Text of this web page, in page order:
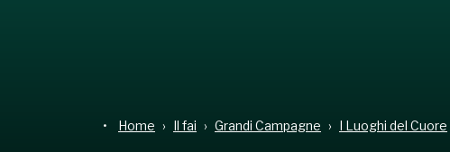
Home Il fai Grandi Campagne I Luoghi del Cuore